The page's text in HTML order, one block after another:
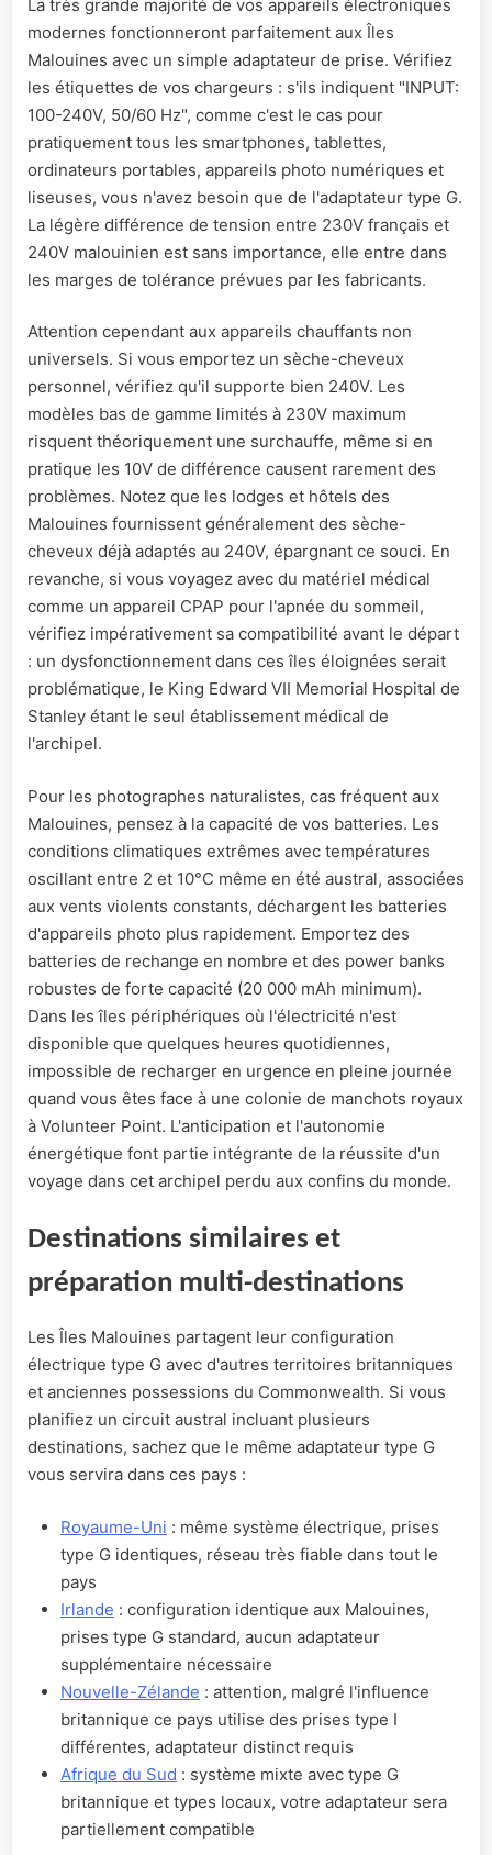
La très grande majorité de vos appareils électroniques
modernes fonctionneront parfaitement aux Îles
Malouines avec un simple adaptateur de prise. Vérifiez
les étiquettes de vos chargeurs : s'ils indiquent "INPUT:
100-240V, 50/60 Hz", comme c'est le cas pour
pratiquement tous les smartphones, tablettes,
ordinateurs portables, appareils photo numériques et
liseuses, vous n'avez besoin que de l'adaptateur type G.
La légère différence de tension entre 230V français et
240V malouinien est sans importance, elle entre dans
les marges de tolérance prévues par les fabricants.
Attention cependant aux appareils chauffants non
universels. Si vous emportez un sèche-cheveux
personnel, vérifiez qu'il supporte bien 240V. Les
modèles bas de gamme limités à 230V maximum
risquent théoriquement une surchauffe, même si en
pratique les 10V de différence causent rarement des
problèmes. Notez que les lodges et hôtels des
Malouines fournissent généralement des sèche-
cheveux déjà adaptés au 240V, épargnant ce souci. En
revanche, si vous voyagez avec du matériel médical
comme un appareil CPAP pour l'apnée du sommeil,
vérifiez impérativement sa compatibilité avant le départ
: un dysfonctionnement dans ces îles éloignées serait
problématique, le King Edward VII Memorial Hospital de
Stanley étant le seul établissement médical de
l'archipel.
Pour les photographes naturalistes, cas fréquent aux
Malouines, pensez à la capacité de vos batteries. Les
conditions climatiques extrêmes avec températures
oscillant entre 2 et 10°C même en été austral, associées
aux vents violents constants, déchargent les batteries
d'appareils photo plus rapidement. Emportez des
batteries de rechange en nombre et des power banks
robustes de forte capacité (20 000 mAh minimum).
Dans les îles périphériques où l'électricité n'est
disponible que quelques heures quotidiennes,
impossible de recharger en urgence en pleine journée
quand vous êtes face à une colonie de manchots royaux
à Volunteer Point. L'anticipation et l'autonomie
énergétique font partie intégrante de la réussite d'un
voyage dans cet archipel perdu aux confins du monde.
Destinations similaires et
préparation multi-destinations
Les Îles Malouines partagent leur configuration
électrique type G avec d'autres territoires britanniques
et anciennes possessions du Commonwealth. Si vous
planifiez un circuit austral incluant plusieurs
destinations, sachez que le même adaptateur type G
vous servira dans ces pays :
Royaume-Uni : même système électrique, prises
type G identiques, réseau très fiable dans tout le
pays
Irlande : configuration identique aux Malouines,
prises type G standard, aucun adaptateur
supplémentaire nécessaire
Nouvelle-Zélande : attention, malgré l'influence
britannique ce pays utilise des prises type I
différentes, adaptateur distinct requis
Afrique du Sud : système mixte avec type G
britannique et types locaux, votre adaptateur sera
partiellement compatible